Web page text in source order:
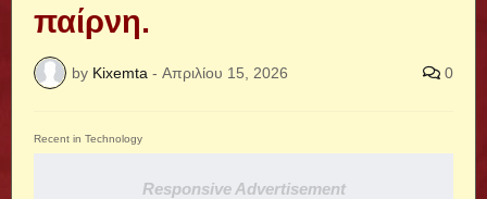
παίρνη.
by Kixemta - Απριλίου 15, 2026 0
Recent in Technology
Responsive Advertisement